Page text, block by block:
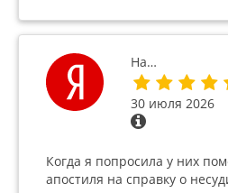
На…
30 июля 2026
Когда я попросила у них
апостиля на справку о